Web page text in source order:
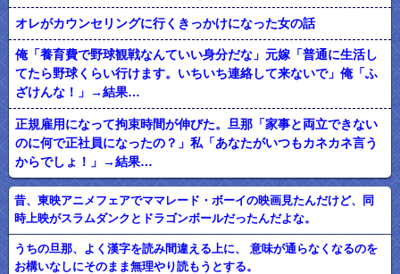
オレがカウンセリングに行くきっかけになった女の話
俺「養育費で野球観戦なんていい身分だな」元嫁「普通に生活し
てたら野球くらい行けます。いちいち連絡して来ないで」俺「ふ
ざけんな！」→結果…
正規雇用になって拘束時間が伸びた。旦那「家事と両立できない
のに何で正社員になったの？」私「あなたがいつもカネカネ言う
からでしょ！」→結果…
昔、東映アニメフェアでママレード・ボーイの映画見たんだけど、同
時上映がスラムダンクとドラゴンボールだったんだよな。
うちの旦那、よく漢字を読み間違える上に、 意味が通らなくなるのを
お構いなしにそのまま無理やり読もうとする。